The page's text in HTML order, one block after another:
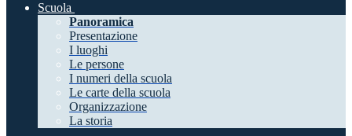
Scuola
Panoramica
Presentazione
I luoghi
Le persone
I numeri della scuola
Le carte della scuola
Organizzazione
La storia